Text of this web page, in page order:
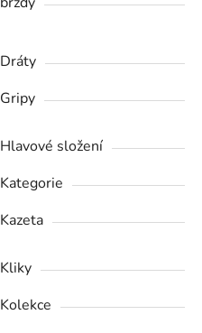
Dráty
Gripy
Hlavové složení
Kategorie
Kazeta
Kliky
Kolekce